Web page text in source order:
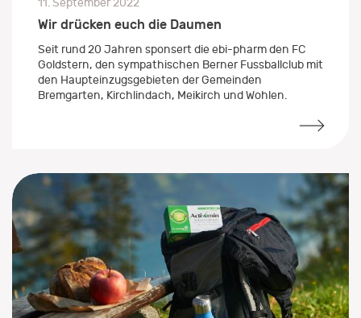
11. September 2022
Wir drücken euch die Daumen
Seit rund 20 Jahren sponsert die ebi-pharm den FC
Goldstern, den sympathischen Berner Fussballclub mit
den Haupteinzugsgebieten der Gemeinden